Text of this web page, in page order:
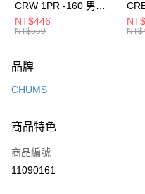
元大商業銀行
台灣樂天信用卡公司
全盈+PAY
AFTEE先享後付
【關於「AFTEE先享後付」】
便利好安心！
３．安心：先確認商品／服務後，
【「AFTEE先享後付」結帳流程】
１．於結帳方式選擇「AFTEE先
運送方式
每筆NT$100，滿NT$1,500(含
宅配
每筆NT$100，滿NT$1,500(含
CRW 1PR -160 男女
中統襪 FZ3393100
NT$446
NT$550
品牌
CHUMS
商品特色
商品編號
11090161